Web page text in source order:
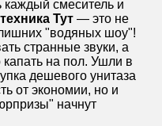
смеситель и
Тут — это не
"водяных шоу"!
странные звуки, а
капать на пол. Ушли в
дешевого унитаза
от экономии, но и
начнут